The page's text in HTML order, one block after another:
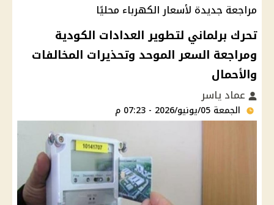
مراجعة جديدة لأسعار الكهرباء محليًا
تحرك برلماني لتطوير العدادات الكودية
ومراجعة السعر الموحد وتحذيرات المخالفات
والأحمال
عماد ياسر
الجمعة 05/يونيو/2026 - 07:23 م